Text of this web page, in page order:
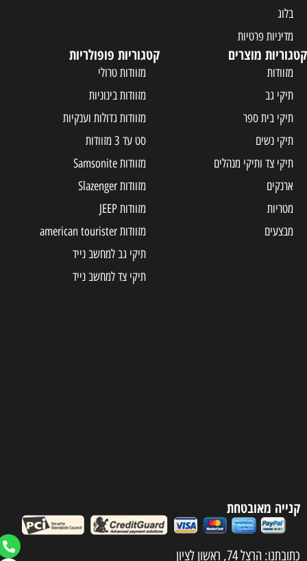
בלוג
מדיניות פרטיות
מוצרים
מזוודות
תיקי גב
תיקי בית ספר
תיקי נשים
תיקי צד ותיקי מנהלים
ארנקים
מטריות
מבצעים
קטגוריות פופולריות
מזוודות טרולי
מזוודות בינוניות
מזוודות גדולות וענקיות
סט עד 3 מזוודות
מזוודות Samsonite
מזוודות Slazenger
מזוודות JEEP
מזוודות american tourister
תיקי גב למחשב נייד
תיקי צד למחשב נייד
קנייה מאובטחת
כתובתנו: הרצל 74, ראשון לציון